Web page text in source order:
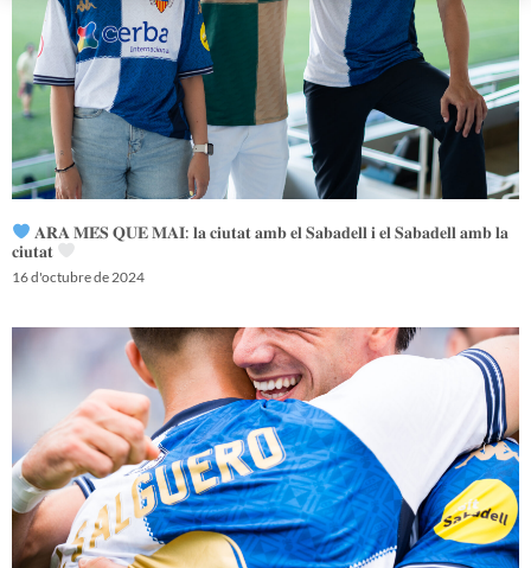
𝐀𝐑𝐀 𝐌𝐄́𝐒 𝐐𝐔𝐄 𝐌𝐀𝐈: 𝐥𝐚 𝐜𝐢𝐮𝐭𝐚𝐭 𝐚𝐦𝐛 𝐞𝐥 𝐒𝐚𝐛𝐚𝐝𝐞𝐥𝐥 𝐢 𝐞𝐥 𝐒𝐚𝐛𝐚𝐝𝐞𝐥𝐥 𝐚𝐦𝐛 𝐥𝐚
𝐜𝐢𝐮𝐭𝐚𝐭
16 d'octubre de 2024